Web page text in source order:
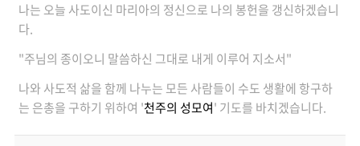
나는 오늘 사도이신 마리아의 정신으로 나의 봉헌을 갱신하겠습니
다.
"주님의 종이오니 말씀하신 그대로 내게 이루어 지소서"
나와 사도적 삶을 함께 나누는 모든 사람들이 수도 생활에 항구하
는 은총을 구하기 위하여 '천주의 성모여' 기도를 바치겠습니다.